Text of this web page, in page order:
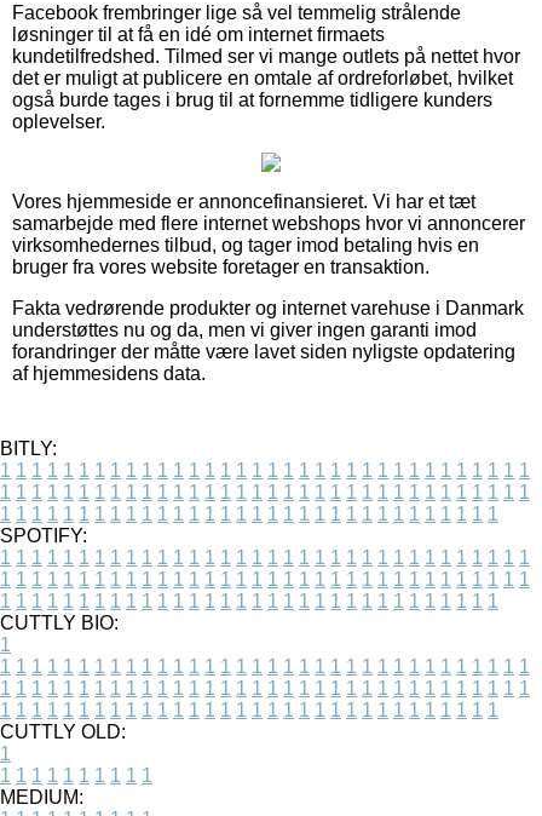
Facebook frembringer lige så vel temmelig strålende
løsninger til at få en idé om internet firmaets
kundetilfredshed. Tilmed ser vi mange outlets på nettet hvor
det er muligt at publicere en omtale af ordreforløbet, hvilket
også burde tages i brug til at fornemme tidligere kunders
oplevelser.
Vores hjemmeside er annoncefinansieret. Vi har et tæt
samarbejde med flere internet webshops hvor vi annoncerer
virksomhedernes tilbud, og tager imod betaling hvis en
bruger fra vores website foretager en transaktion.
Fakta vedrørende produkter og internet varehuse i Danmark
understøttes nu og da, men vi giver ingen garanti imod
forandringer der måtte være lavet siden nyligste opdatering
af hjemmesidens data.
BITLY:
1 1 1 1 1 1 1 1 1 1 1 1 1 1 1 1 1 1 1 1 1 1 1 1 1 1 1 1 1 1 1 1 1 1
1 1 1 1 1 1 1 1 1 1 1 1 1 1 1 1 1 1 1 1 1 1 1 1 1 1 1 1 1 1 1 1 1 1
1 1 1 1 1 1 1 1 1 1 1 1 1 1 1 1 1 1 1 1 1 1 1 1 1 1 1 1 1 1 1 1
SPOTIFY:
1 1 1 1 1 1 1 1 1 1 1 1 1 1 1 1 1 1 1 1 1 1 1 1 1 1 1 1 1 1 1 1 1 1
1 1 1 1 1 1 1 1 1 1 1 1 1 1 1 1 1 1 1 1 1 1 1 1 1 1 1 1 1 1 1 1 1 1
1 1 1 1 1 1 1 1 1 1 1 1 1 1 1 1 1 1 1 1 1 1 1 1 1 1 1 1 1 1 1 1
CUTTLY BIO:
1
1 1 1 1 1 1 1 1 1 1 1 1 1 1 1 1 1 1 1 1 1 1 1 1 1 1 1 1 1 1 1 1 1 1
1 1 1 1 1 1 1 1 1 1 1 1 1 1 1 1 1 1 1 1 1 1 1 1 1 1 1 1 1 1 1 1 1 1
1 1 1 1 1 1 1 1 1 1 1 1 1 1 1 1 1 1 1 1 1 1 1 1 1 1 1 1 1 1 1 1
CUTTLY OLD:
1
1 1 1 1 1 1 1 1 1 1
MEDIUM: